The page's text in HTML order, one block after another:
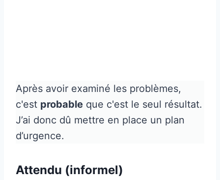
Après avoir examiné les problèmes,
c'est probable que c'est le seul résultat.
J’ai donc dû mettre en place un plan
d’urgence.
Attendu (informel)